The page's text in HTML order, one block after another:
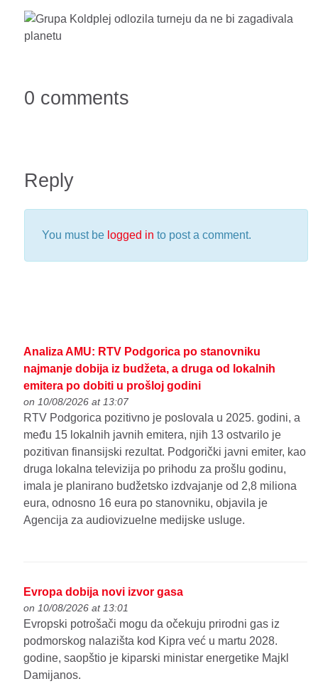
0 comments
Reply
You must be logged in to post a comment.
Analiza AMU: RTV Podgorica po stanovniku
najmanje dobija iz budžeta, a druga od lokalnih
emitera po dobiti u prošloj godini
on 10/08/2026 at 13:07
RTV Podgorica pozitivno je poslovala u 2025. godini, a
među 15 lokalnih javnih emitera, njih 13 ostvarilo je
pozitivan finansijski rezultat. Podgorički javni emiter, kao
druga lokalna televizija po prihodu za prošlu godinu,
imala je planirano budžetsko izdvajanje od 2,8 miliona
eura, odnosno 16 eura po stanovniku, objavila je
Agencija za audiovizuelne medijske usluge.
Evropa dobija novi izvor gasa
on 10/08/2026 at 13:01
Evropski potrošači mogu da očekuju prirodni gas iz
podmorskog nalazišta kod Kipra već u martu 2028.
godine, saopštio je kiparski ministar energetike Majkl
Damijanos.